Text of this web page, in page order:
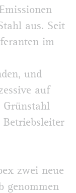
aus. Seit
im
und
auf
Grünstahl
zwei neue
genommen